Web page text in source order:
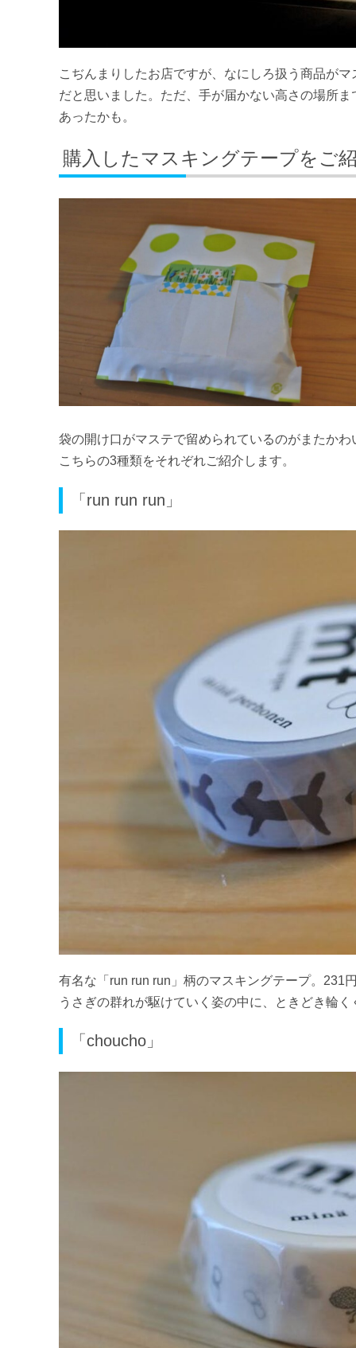
こぢんまりしたお店ですが、なにしろ扱う商品が
だと思いました。ただ、手が届かない高さの場所
あったかも。
購入したマスキングテープをご
袋の開け口がマステで留められているのがまたかわ
こちらの3種類をそれぞれご紹介します。
「run run run」
有名な「run run run」柄のマスキングテープ。231
うさぎの群れが駆けていく姿の中に、ときどき輪
「choucho」